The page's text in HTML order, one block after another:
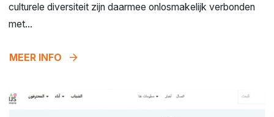
culturele diversiteit zijn daarmee onlosmakelijk verbonden
met...
MEER INFO arrow_forward